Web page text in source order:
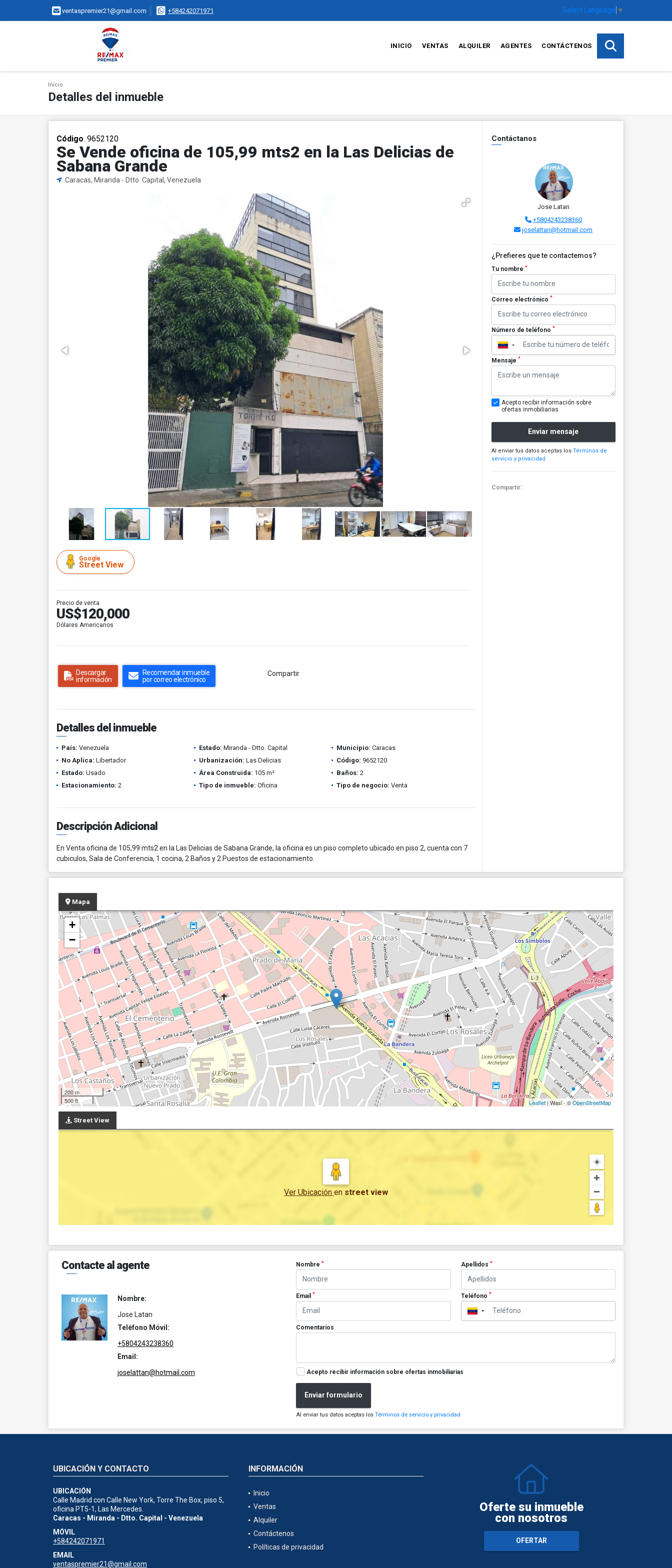
ventaspremier21@gmail.com +584242071971 Select Language ▼
INICIO VENTAS ALQUILER AGENTES CONTÁCTENOS
Inicio
Detalles del inmueble
Código. 9652120
Se Vende oficina de 105,99 mts2 en la Las Delicias de
Sabana Grande
Caracas, Miranda - Dtto. Capital, Venezuela
Google
Street View
Precio de venta
US$120,000
Dólares Americanos
Descargar
información
Recomendar inmueble
por correo electrónico
Compartir
Detalles del inmueble
País: Venezuela Estado: Miranda - Dtto. Capital Municipio: Caracas
No Aplica: Libertador Urbanización: Las Delicias Código: 9652120
Estado: Usado Área Construida: 105 m² Baños: 2
Estacionamiento: 2 Tipo de inmueble: Oficina Tipo de negocio: Venta
Descripción Adicional
En Venta oficina de 105,99 mts2 en la Las Delicias de Sabana Grande, la oficina es un piso completo ubicado en piso 2, cuenta con 7
cubiculos, Sala de Conferencia, 1 cocina, 2 Baños y 2 Puestos de estacionamiento.
Contáctanos
Jose Latan
+5804243238360
joselattan@hotmail.com
¿Prefieres que te contactemos?
Tu nombre *
Correo electrónico *
Número de teléfono *
▼
Mensaje *
Acepto recibir información sobre
ofertas inmobiliarias
Enviar mensaje
Al enviar tus datos aceptas los Términos de
servicio y privacidad
Compartir:
Mapa
+
−
200 m
500 ft
Leaflet | Wasi - ©OpenStreetMap
Street View
Ver Ubicación en street view
Contacte al agente
Nombre:
Jose Latan
Teléfono Móvil:
+5804243238360
Email:
joselattan@hotmail.com
Nombre* Apellidos *
Email* Teléfono *
▼
Comentarios
Acepto recibir información sobre ofertas inmobiliarias
Enviar formulario
Al enviar tus datos aceptas losTérminos de servicio y privacidad
UBICACIÓN Y CONTACTO
UBICACIÓN
Calle Madrid con Calle New York, Torre The Box, piso 5,
oficina PT5-1, Las Mercedes.
Caracas - Miranda - Dtto. Capital - Venezuela
MÓVIL
+584242071971
EMAIL
ventaspremier21@gmail.com
INFORMACIÓN
Inicio
Ventas
Alquiler
Contáctenos
Políticas de privacidad
Oferte su inmueble
con nosotros
OFERTAR